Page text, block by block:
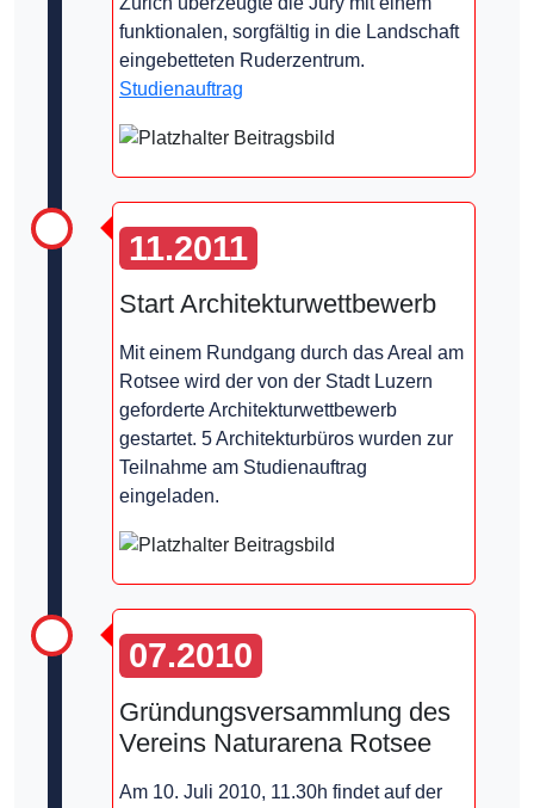
funktionalen, sorgfältig in die Landschaft
eingebetteten Ruderzentrum.
Studienauftrag
11.2011
Start Architekturwettbewerb
Mit einem Rundgang durch das Areal am
Rotsee wird der von der Stadt Luzern
geforderte Architekturwettbewerb
gestartet. 5 Architekturbüros wurden zur
Teilnahme am Studienauftrag
eingeladen.
07.2010
Gründungsversammlung des
Vereins Naturarena Rotsee
Am 10. Juli 2010, 11.30h findet auf der